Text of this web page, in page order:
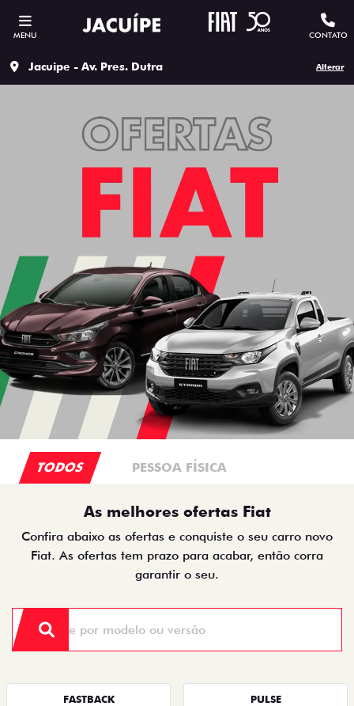
MENU CONTATO
Jacuipe - Av. Pres. Dutra Alterar
TODOS PESSOA FÍSICA
As melhores ofertas Fiat
Confira abaixo as ofertas e conquiste o seu carro novo
Fiat. As ofertas tem prazo para acabar, então corra
garantir o seu.
FASTBACK PULSE